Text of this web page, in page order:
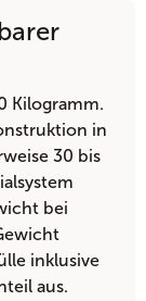
Kilogramm.
in
30 bis
bei
inklusive
aus.